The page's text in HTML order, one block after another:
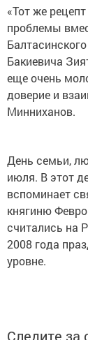
«Тот же
проблемы
Бакиевича
еще очень
доверие и
Минниханов.
День семьи,
июля. В этот
вспоминает
княгиню
считались на
2008 года
уровне.
Следите